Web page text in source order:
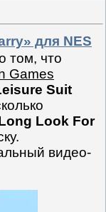
для NES
том, что
Games
Suit
Look For
видео-